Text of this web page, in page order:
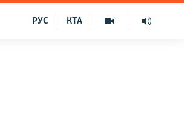
КТА
РУС